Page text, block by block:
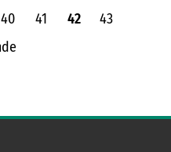
40 41 42
43